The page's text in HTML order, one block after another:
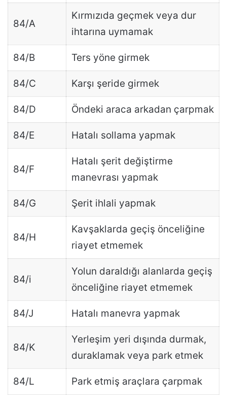
84/A
Kırmızıda geçmek veya dur
ihtarına uymamak
84/B Ters yöne girmek
84/C Karşı şeride girmek
84/D Öndeki araca arkadan çarpmak
84/E Hatalı sollama yapmak
84/F
Hatalı şerit değiştirme
manevrası yapmak
84/G Şerit ihlali yapmak
84/H
Kavşaklarda geçiş önceliğine
riayet etmemek
84/i
Yolun daraldığı alanlarda geçiş
önceliğine riayet etmemek
84/J Hatalı manevra yapmak
84/K
Yerleşim yeri dışında durmak,
duraklamak veya park etmek
84/L Park etmiş araçlara çarpmak